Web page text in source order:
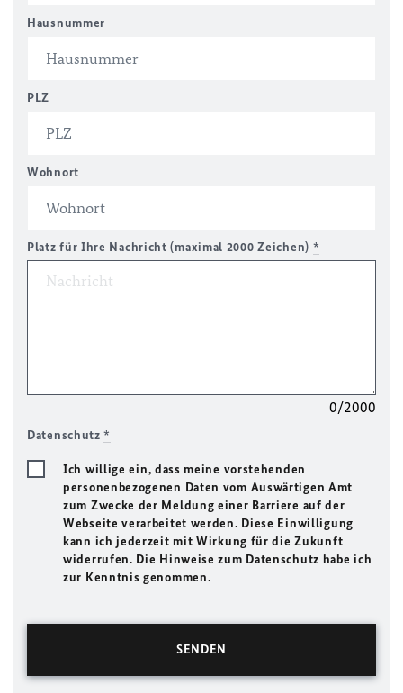
Hausnummer
PLZ
Wohnort
Platz für Ihre Nachricht (maximal 2000 Zeichen) *
0/2000
Datenschutz*
Ich willige ein, dass meine vorstehenden
personenbezogenen Daten vom Auswärtigen Amt
zum Zwecke der Meldung einer Barriere auf der
Webseite verarbeitet werden. Diese Einwilligung
kann ich jederzeit mit Wirkung für die Zukunft
widerrufen. Die Hinweise zum Datenschutz habe ich
zur Kenntnis genommen.